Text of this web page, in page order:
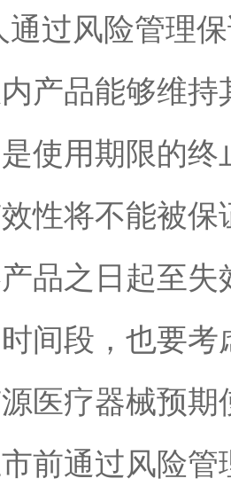
通过风险管理
产品能够维持
使用期限的
性将不能被
品之日起至
间段，也要
源医疗器械预
前通过风险